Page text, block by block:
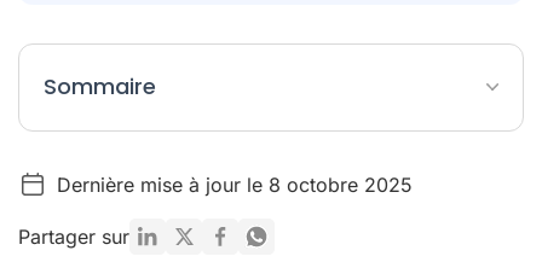
Sommaire
Téléphonie intelligente : définition et évolution
Les avantages de la téléphonie intelligente en entreprise
Dernière mise à jour le 8 octobre 2025
Partager sur